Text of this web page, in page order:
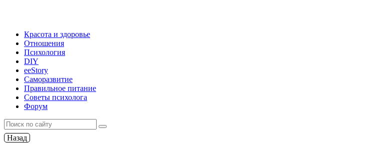
Красота и здоровье
Отношения
Психология
DIY
ееStory
Саморазвитие
Правильное питание
Советы психолога
Форум
Назад